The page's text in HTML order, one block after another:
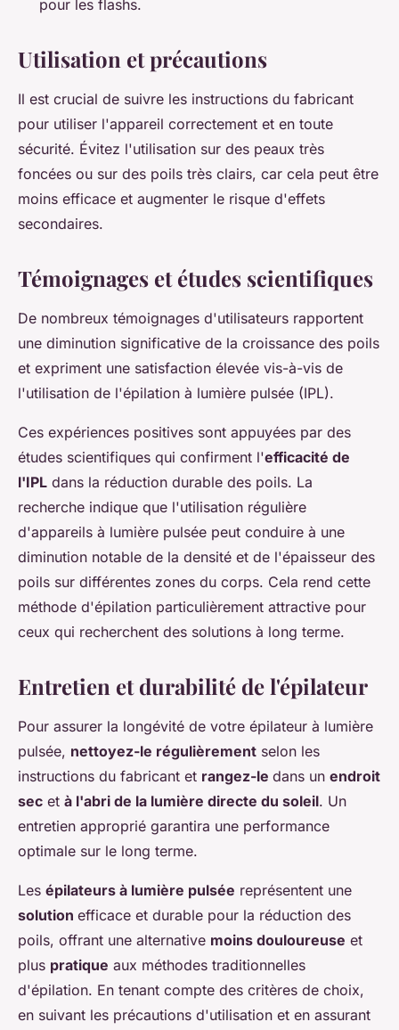
pour les flashs.
Utilisation et précautions
Il est crucial de suivre les instructions du fabricant
pour utiliser l'appareil correctement et en toute
sécurité. Évitez l'utilisation sur des peaux très
foncées ou sur des poils très clairs, car cela peut être
moins efficace et augmenter le risque d'effets
secondaires.
Témoignages et études scientifiques
De nombreux témoignages d'utilisateurs rapportent
une diminution significative de la croissance des poils
et expriment une satisfaction élevée vis-à-vis de
l'utilisation de l'épilation à lumière pulsée (IPL).
Ces expériences positives sont appuyées par des
études scientifiques qui confirment l'efficacité de
l'IPL dans la réduction durable des poils. La
recherche indique que l'utilisation régulière
d'appareils à lumière pulsée peut conduire à une
diminution notable de la densité et de l'épaisseur des
poils sur différentes zones du corps. Cela rend cette
méthode d'épilation particulièrement attractive pour
ceux qui recherchent des solutions à long terme.
Entretien et durabilité de l'épilateur
Pour assurer la longévité de votre épilateur à lumière
pulsée, nettoyez-le régulièrement selon les
instructions du fabricant et rangez-le dans un endroit
sec et à l'abri de la lumière directe du soleil. Un
entretien approprié garantira une performance
optimale sur le long terme.
Les épilateurs à lumière pulsée représentent une
solution efficace et durable pour la réduction des
poils, offrant une alternative moins douloureuse et
plus pratique aux méthodes traditionnelles
d'épilation. En tenant compte des critères de choix,
en suivant les précautions d'utilisation et en assurant